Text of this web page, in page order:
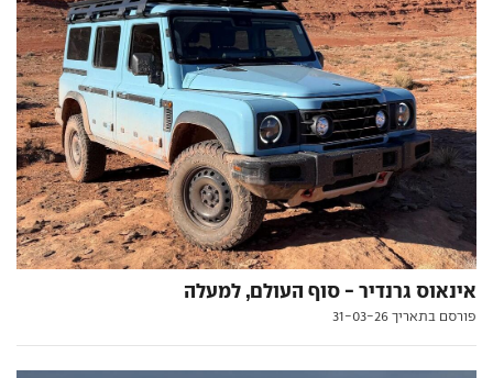
אינאוס גרנדיר - סוף העולם, למעלה
פורסם בתאריך 31-03-26